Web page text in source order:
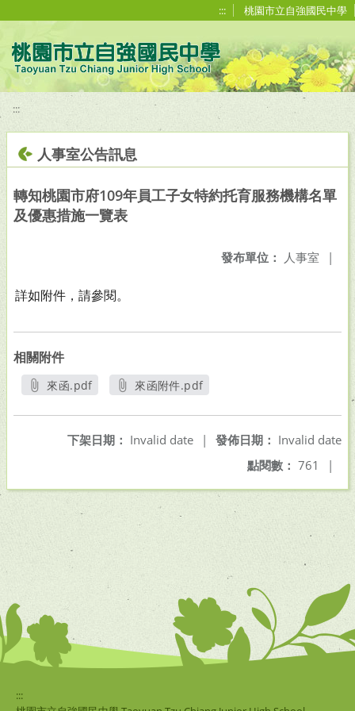
::: 桃園市立自強國民中學
:::
人事室公告訊息
轉知桃園市府109年員工子女特約托育服務機構名單
及優惠措施一覽表
發布單位： 人事室 |
詳如附件，請參閱。
相關附件
來函.pdf
來函附件.pdf
發佈日期： Invalid date
下架日期： Invalid date
|
點閱數： 761 |
:::